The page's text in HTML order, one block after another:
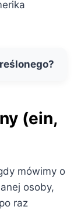
(ein,
mówimy o
osoby,
raz